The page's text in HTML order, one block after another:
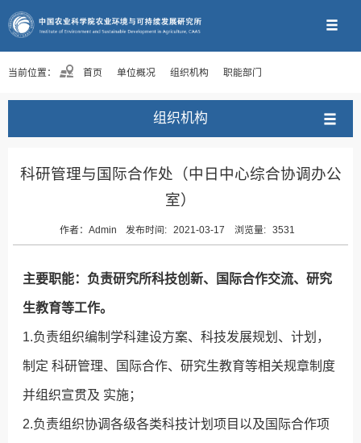
当前位置： 首页 单位概况 组织机构 职能部门
组织机构
科研管理与国际合作处（中日中心综合协调办公
室）
作者： Admin 发布时间: 2021-03-17 浏览量: 3531
主要职能：负责研究所科技创新、国际合作交流、研究
生教育等工作。
1.负责组织编制学科建设方案、科技发展规划、计划，
制定 科研管理、国际合作、研究生教育等相关规章制度
并组织宣贯及 实施；
2.负责组织协调各级各类科技计划项目以及国际合作项